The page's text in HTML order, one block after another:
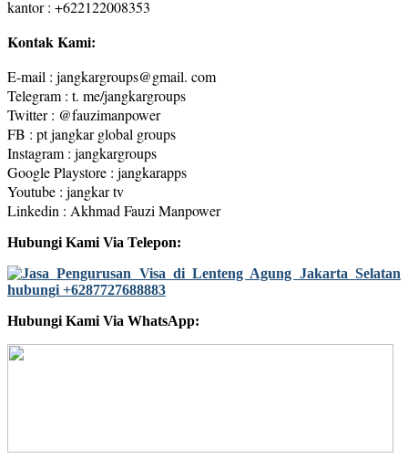
kantor : +622122008353
Kontak Kami:
E-mail : jangkargroups@gmail. com
Telegram : t. me/jangkargroups
Twitter : @fauzimanpower
FB : pt jangkar global groups
Instagram : jangkargroups
Google Playstore : jangkarapps
Youtube : jangkar tv
Linkedin : Akhmad Fauzi Manpower
Hubungi Kami Via Telepon:
Hubungi Kami Via WhatsApp: